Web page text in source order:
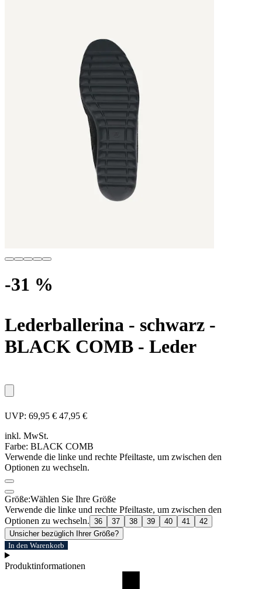
-31 %
Lederballerina - schwarz -
BLACK COMB - Leder
UVP: 69,95 € 47,95 €
inkl. MwSt.
Farbe: BLACK COMB
Verwende die linke und rechte Pfeiltaste, um zwischen den
Optionen zu wechseln.
Größe:Wählen Sie Ihre Größe
Verwende die linke und rechte Pfeiltaste, um zwischen den
Optionen zu wechseln. 36 37 38 39 40 41
42
Unsicher bezüglich Ihrer Größe?
In den Warenkorb
Produktinformationen